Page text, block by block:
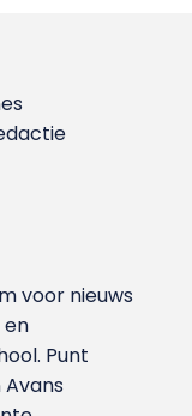
voor nieuws
Punt